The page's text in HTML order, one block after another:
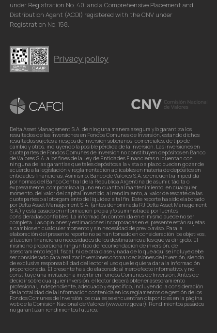
under Registration No. 40, and a Comprehensive Placement and
Distribution Agent (ACDI) registered with the CNV under
Registration No. 158.
Privacy policy
Delta Asset Management S.A. de ninguna manera asegura y/o garantiza los
resultados de las inversiones en Fondos Comunes de Inversión, estando dichos
resultados sujetos a riesgos de inversión soberanos, comerciales, de tipo de
cambio y otros, incluyendo la posible pérdida de la inversión. Las inversiones en
cuotapartes de Fondos Comunes de Inversión no constituyen depósitos en Banco
de Valores S.A. a los fines de la Ley de Entidades Financieras ni cuentan con
ninguna de las garantías que tales depósitos a la vista o a plazo puedan gozar de
acuerdo a la legislación y reglamentación aplicables en materia de depósitos en
entidades financieras. Asimismo, Banco de Valores S.A. se encuentra impedida
por normas del Banco Central de la República Argentina de asumir, tácita o
expresamente, compromiso alguno en cuanto al mantenimiento, en cualquier
momento, del valor del capital invertido, al rendimiento, al valor de rescate de las
cuotapartes o al otorgamiento de liquidez a tal fin. Este reporte ha sido elaborado
por Delta Asset Management S.A. (antes denominada RJ Delta Asset Management
S.A.) y está basado en información propia y/o suministrada por fuentes
consideradas confiables. La información contenida en el mismo puede no ser
completa. Las opiniones y estimaciones incorporadas en el presente están sujetas
a cambios en cualquier momento y sin necesidad de previo aviso. Para la
elaboración del presente reporte no se han tomado en consideración los objetivos,
situación financiera o necesidades de los destinatarios a los que va dirigido. El
mismo no proporciona ningún tipo de recomendación de inversión, de
asesoramiento legal, fiscal, ni de otra clase y nada de lo que aquí se incluye debe
ser considerado para realizar inversiones o tomar decisiones de inversión, siendo
de exclusiva responsabilidad del lector el uso que le quiera dar a la información
proporcionada. El presente ha sido elaborado al mero efecto informativo, y no
constituye una invitación a invertir en Fondos Comunes de Inversión. Antes de
decidir sobre cualquier inversión, el lector deberá obtener asesoramiento
profesional, independiente, adecuado y específico, incluyendo la consideración
de la totalidad de la información contenida en los reglamentos de gestión de los
Fondos Comunes de Inversión los cuales se encuentran disponibles en la página
web de la Comisión Nacional de Valores (www.cnv.gov.ar). Rendimientos pasados
no garantizan rendimientos futuros.